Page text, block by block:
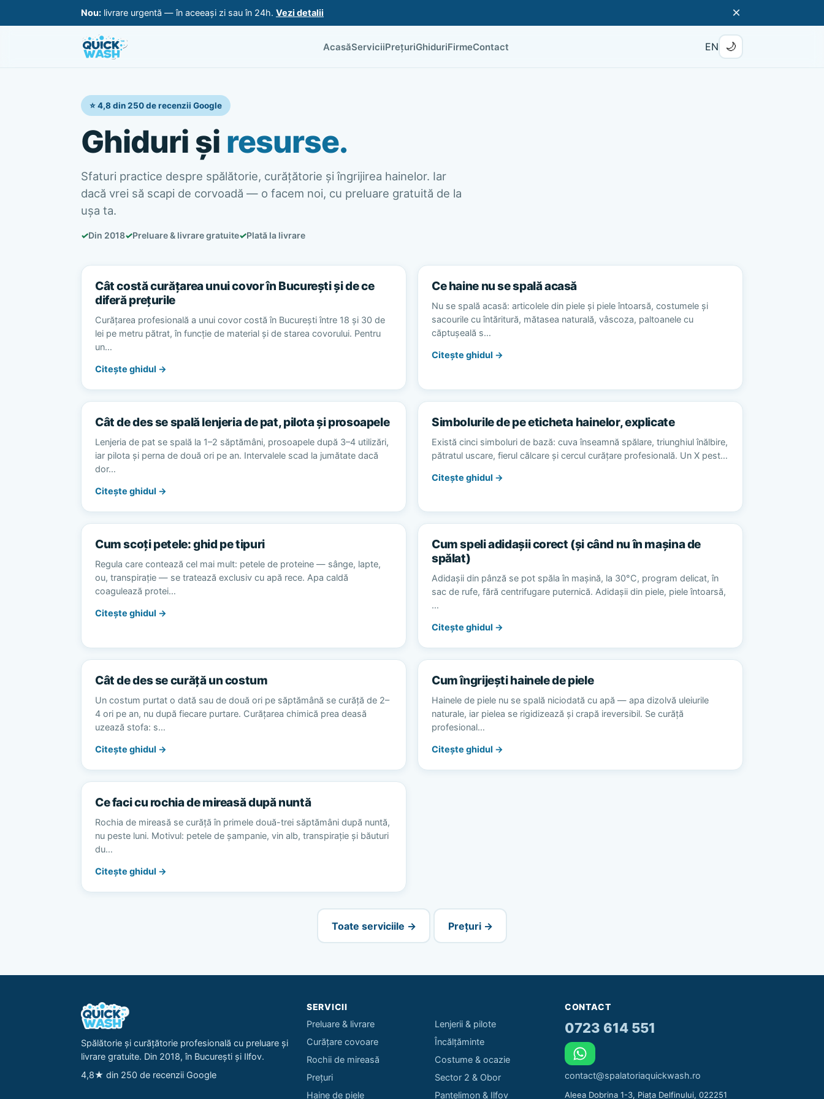
Nou: livrare urgentă — în aceeași zi sau în 24h. Vezi detalii ×
AcasăServiciiPrețuriGhiduriFirmeContact EN 🌙
⭐ 4,8 din 250 de recenzii Google
Ghiduri și resurse.
Sfaturi practice despre spălătorie, curățătorie și îngrijirea hainelor. Iar
dacă vrei să scapi de corvoadă — o facem noi, cu preluare gratuită de la
ușa ta.
✓Din 2018✓Preluare & livrare gratuite✓Plată la livrare
Cât costă curățarea unui covor în București și de ce
diferă prețurile
Curățarea profesională a unui covor costă în București între 18 și 30 de
lei pe metru pătrat, în funcție de material și de starea covorului. Pentru
un…
Citește ghidul →
Ce haine nu se spală acasă
Nu se spală acasă: articolele din piele și piele întoarsă, costumele și
sacourile cu întăritură, mătasea naturală, vâscoza, paltoanele cu
căptușeală s…
Citește ghidul →
Cât de des se spală lenjeria de pat, pilota și prosoapele
Lenjeria de pat se spală la 1–2 săptămâni, prosoapele după 3–4 utilizări,
iar pilota și perna de două ori pe an. Intervalele scad la jumătate dacă
dor…
Citește ghidul →
Simbolurile de pe eticheta hainelor, explicate
Există cinci simboluri de bază: cuva înseamnă spălare, triunghiul înălbire,
pătratul uscare, fierul călcare și cercul curățare profesională. Un X pest…
Citește ghidul →
Cum scoți petele: ghid pe tipuri
Regula care contează cel mai mult: petele de proteine — sânge, lapte,
ou, transpirație — se tratează exclusiv cu apă rece. Apa caldă
coagulează protei…
Citește ghidul →
Cum speli adidașii corect (și când nu în mașina de
spălat)
Adidașii din pânză se pot spăla în mașină, la 30°C, program delicat, în
sac de rufe, fără centrifugare puternică. Adidașii din piele, piele întoarsă,
…
Citește ghidul →
Cât de des se curăță un costum
Un costum purtat o dată sau de două ori pe săptămână se curăță de 2–
4 ori pe an, nu după fiecare purtare. Curățarea chimică prea deasă
uzează stofa: s…
Citește ghidul →
Cum îngrijești hainele de piele
Hainele de piele nu se spală niciodată cu apă — apa dizolvă uleiurile
naturale, iar pielea se rigidizează și crapă ireversibil. Se curăță
profesional…
Citește ghidul →
Ce faci cu rochia de mireasă după nuntă
Rochia de mireasă se curăță în primele două-trei săptămâni după nuntă,
nu peste luni. Motivul: petele de șampanie, vin alb, transpirație și băuturi
du…
Citește ghidul →
Toate serviciile → Prețuri →
Spălătorie și curățătorie profesională cu preluare și
livrare gratuite. Din 2018, în București și Ilfov.
4,8★ din 250 de recenzii Google
SERVICII
Preluare & livrare
Curățare covoare
Rochii de mireasă
Prețuri
Haine de piele
Lenjerii & pilote
Încălțăminte
Costume & ocazie
Sector 2 & Obor
Pantelimon & Ilfov
CONTACT
0723 614 551
contact@spalatoriaquickwash.ro
Aleea Dobrina 1-3, Piața Delfinului, 022251